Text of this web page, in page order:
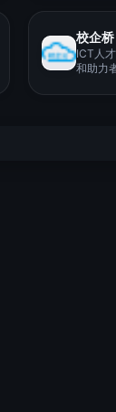
校企桥
ICT人
和助力